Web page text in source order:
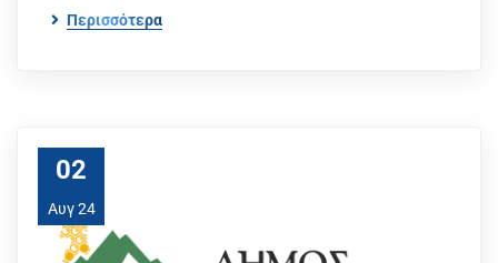
Περισσότερα
02
Αυγ 24